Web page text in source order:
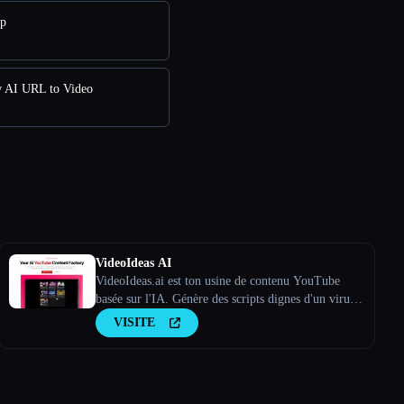
AI URL to Video
VideoIdeas AI
VideoIdeas.ai est ton usine de contenu YouTube
basée sur l'IA. Génère des scripts dignes d'un virus,
de nouvelles idées de vidéos et du contenu captivant
en quelques minutes.
VISITE